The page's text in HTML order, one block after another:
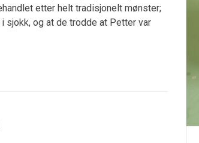
etter helt tradisjonelt mønster;
sjokk, og at de trodde at Petter var